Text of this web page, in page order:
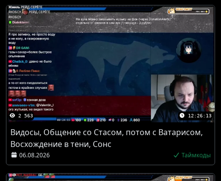
2 563 12:26:13
Видосы, Общение со Стасом, потом с Ватарисом,
Восхождение в тени, Сонс
06.08.2026 Таймкоды